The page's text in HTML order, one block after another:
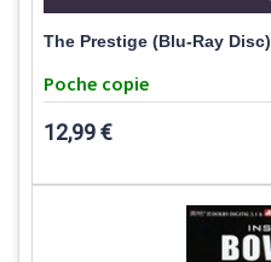
The Prestige (Blu-Ray Disc)
Poche copie
12,99 €